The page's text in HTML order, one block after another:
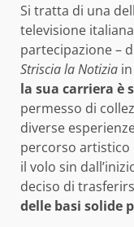
Si tratta di una
televisione
partecipazione –
Striscia la Notizia
la sua carriera è
permesso di
diverse
percorso
il volo sin
deciso di
delle basi solide